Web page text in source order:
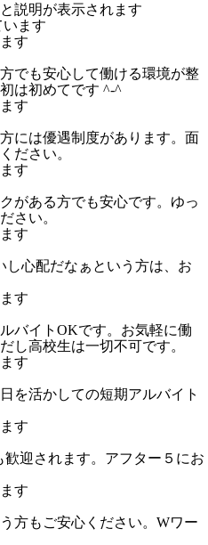
説明が表示されます
ます
す
でも安心して働ける環境が整
は初めてです ^-^
す
には優遇制度があります。面
ださい。
す
がある方でも安心です。ゆっ
さい。
す
し心配だなぁという方は、お
す
バイトOKです。お気軽に働
し高校生は一切不可です。
す
を活かしての短期アルバイト
す
迎されます。アフター５にお
す
方もご安心ください。Wワー